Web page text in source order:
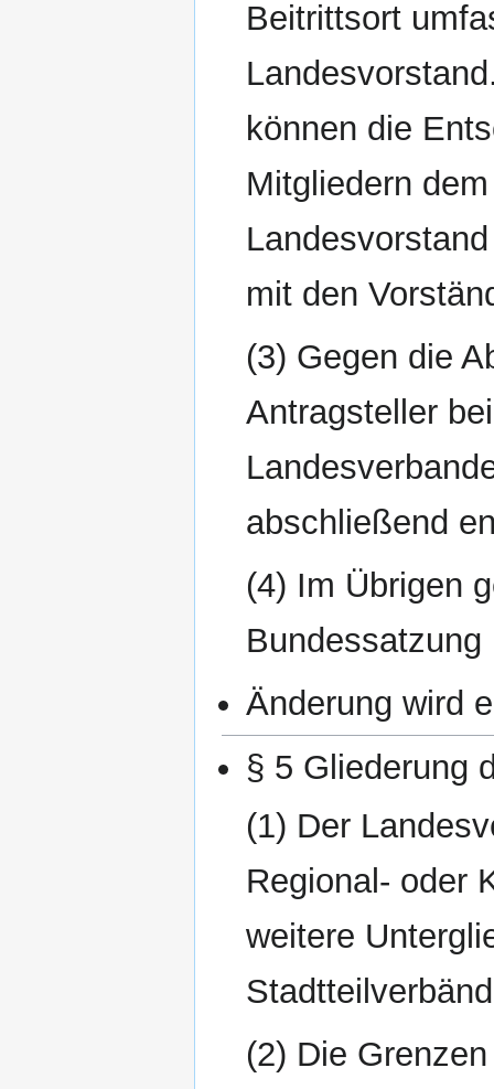
Beitrittsort
können die
Mitgliedern
mit den
(3) Gegen die
Antragsteller
abschließend
(4) Im Übrigen
Änderung wird
§ 5 Gliederung
(1) Der
Regional- oder
weitere
(2) Die